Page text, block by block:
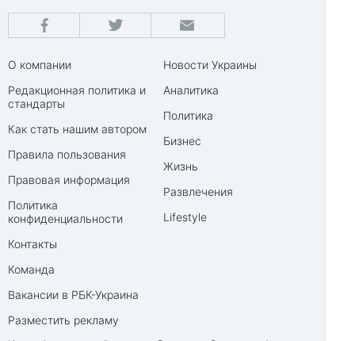
О компании
Редакционная политика и
стандарты
Как стать нашим автором
Правила пользования
Правовая информация
Политика
конфиденциальности
Контакты
Команда
Вакансии в РБК-Украина
Разместить рекламу
Новости Украины
Аналитика
Политика
Бизнес
Жизнь
Развлечения
Lifestyle